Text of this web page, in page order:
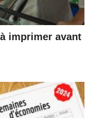
imprimer avant